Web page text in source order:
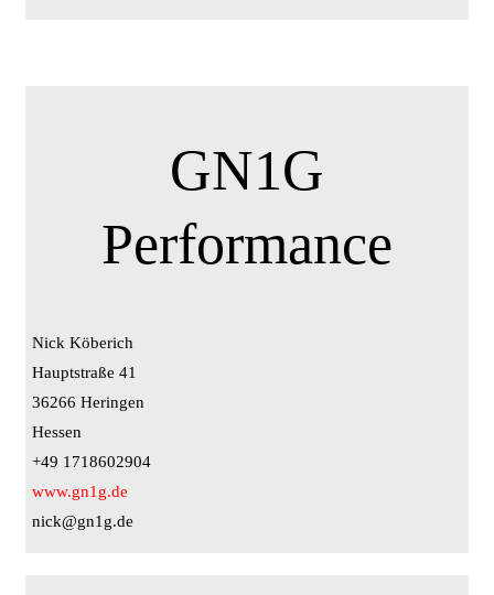
GN1G
Performance
Nick Köberich
Hauptstraße 41
36266 Heringen
Hessen
+49 1718602904
www.gn1g.de
nick@gn1g.de